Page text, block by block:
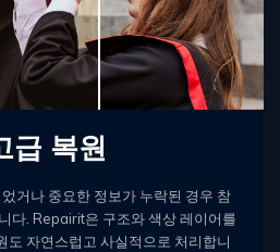
급 복원
거나 중요한 정보가 누락된 경우 참
다. Repairit은 구조와 색상 레이어를
도 자연스럽고 사실적으로 처리합니